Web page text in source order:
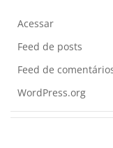
Acessar
Feed de posts
Feed de
WordPress.org